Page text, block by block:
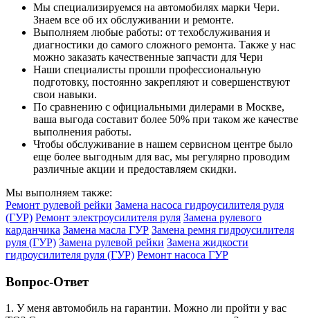
Мы специализируемся на автомобилях марки Чери.
Знаем все об их обслуживании и ремонте.
Выполняем любые работы: от техобслуживания и
диагностики до самого сложного ремонта. Также у нас
можно заказать качественные запчасти для Чери
Наши специалисты прошли профессиональную
подготовку, постоянно закрепляют и совершенствуют
свои навыки.
По сравнению с официальными дилерами в Москве,
ваша выгода составит более 50% при таком же качестве
выполнения работы.
Чтобы обслуживание в нашем сервисном центре было
еще более выгодным для вас, мы регулярно проводим
различные акции и предоставляем скидки.
Мы выполняем также:
Ремонт рулевой рейки Замена насоса гидроусилителя руля
(ГУР) Ремонт электроусилителя руля Замена рулевого
карданчика Замена масла ГУР Замена ремня гидроусилителя
руля (ГУР) Замена рулевой рейки Замена жидкости
гидроусилителя руля (ГУР) Ремонт насоса ГУР
Вопрос-Ответ
1. У меня автомобиль на гарантии. Можно ли пройти у вас